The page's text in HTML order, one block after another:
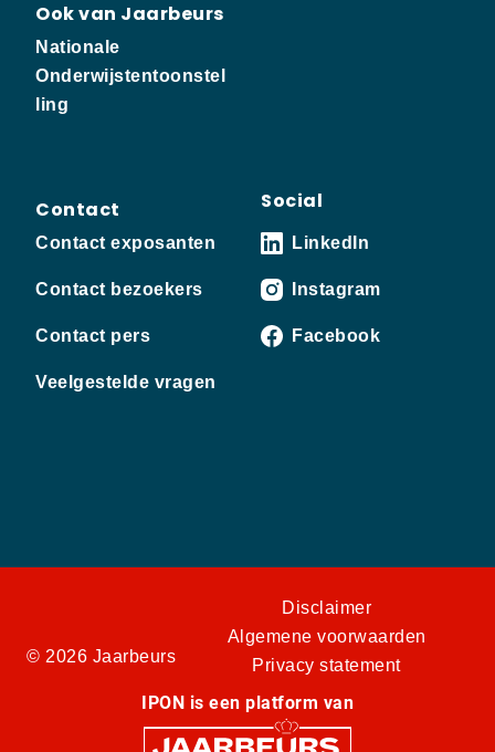
Ook van Jaarbeurs
Nationale
Onderwijstentoonstel
ling
Contact
Contact exposanten
Contact bezoekers
Contact pers
Veelgestelde vragen
Social
LinkedIn
Instagram
Facebook
© 2026 Jaarbeurs
Disclaimer
Algemene voorwaarden
Privacy statement
IPON is een platform van